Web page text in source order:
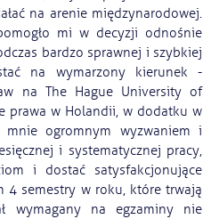
na arenie międzynarodowej.
mi w decyzji odnośnie
bardzo sprawnej i szybkiej
na wymarzony kierunek -
na The Hague University of
prawa w Holandii, w dodatku w
ogromnym wyzwaniem i
i systematycznej pracy,
i dostać satysfakcjonujące
4 semestry w roku, które trwają
wymagany na egzaminy nie